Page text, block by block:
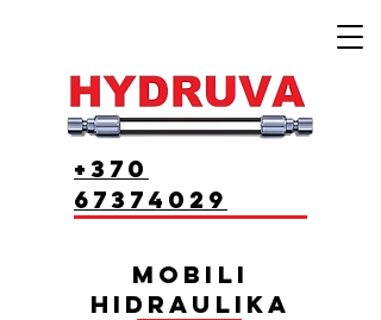
+370
67374029
Mobili
hidraulika